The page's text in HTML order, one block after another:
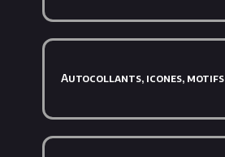
Autocollants, icones, motifs